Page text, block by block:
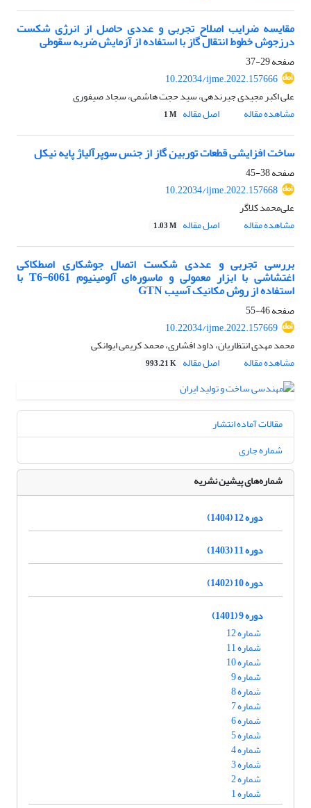
مقایسه ضرایب اصلاح تجربی و عددی حاصل از انرژی شکست
درزجوش خطوط انتقال گاز با استفاده از آزمایش ضربه سقوطی
صفحه29-37
10.22034/ijme.2022.157666
علی اکبر مجیدی جیرندهی، سید حجت هاشمی، سجاد صیفوری
مشاهده مقاله
اصل مقاله 1 M
ساخت افزایشی قطعات توربین گاز از جنس سوپرآلیاژ پایه نیکل
صفحه38-45
10.22034/ijme.2022.157668
علی‌محمد کلاگر
مشاهده مقاله
اصل مقاله 1.03 M
بررسی تجربی و عددی شکست اتصال جوشکاری اصطکاکی
اغتشاشی با ابزار معمولی و ماسوره‌ای آلومینیوم 6061-T6 با
استفاده از روش مکانیک آسیب GTN
صفحه46-55
10.22034/ijme.2022.157669
محمد مهدی انتظاریان، داود افشاری، محمد کریمی ایوانکی
مشاهده مقاله
اصل مقاله 993.21 K
مقالات آماده انتشار
شماره جاری
شماره‌های پیشین نشریه
دوره 12 (1404)
دوره 11 (1403)
دوره 10 (1402)
دوره 9 (1401)
شماره 12
شماره 11
شماره 10
شماره 9
شماره 8
شماره 7
شماره 6
شماره 5
شماره 4
شماره 3
شماره 2
شماره 1